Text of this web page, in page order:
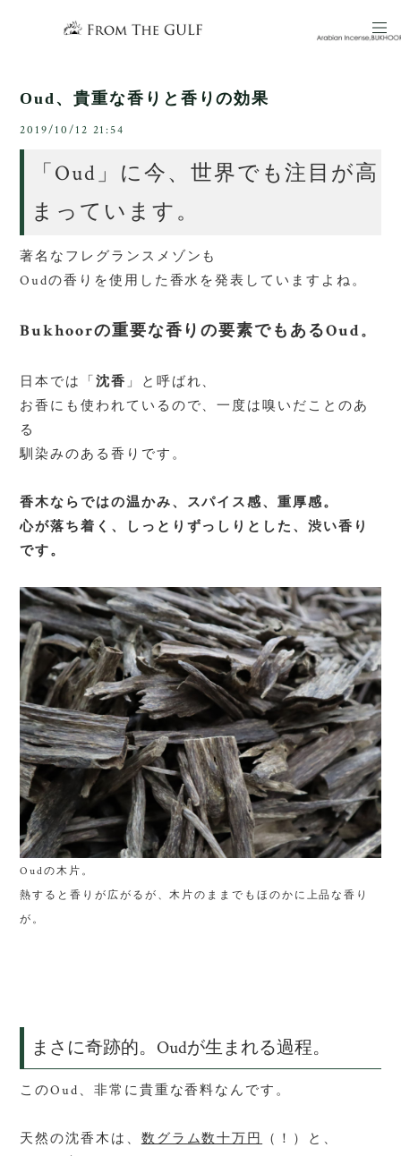
Oud、貴重な香りと香りの効果
2019/10/12 21:54
「 Oud」に今、世界でも注目が高
まっています。
著名なフレグランスメゾンも
Oudの香りを使用した香水を発表していますよね。
Bukhoorの重要な香りの要素でもあるOud。
日本では「 沈香 」と呼ばれ、
お香にも使われているので、一度は嗅いだことのあ
る
馴染みのある香りです。
香木ならではの温かみ、スパイス感、重厚感。
心が落ち着く、しっとりずっしりとした、渋い香り
です。
Oudの木片。
熱すると香りが広がるが、木片のままでもほのかに上品な香り
が。
まさに奇跡的。Oudが生まれる過程。
このOud 、非常に貴重な香料なんです。
天然の沈香木は、 数グラム数十万円
（！）と、